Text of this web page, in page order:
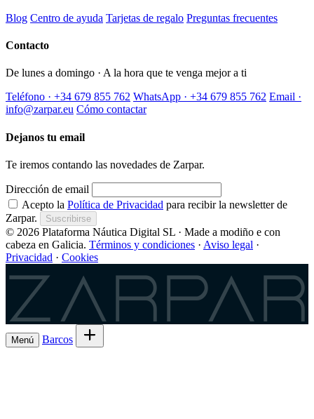
Blog Centro de ayuda Tarjetas de regalo Preguntas frecuentes
Contacto
De lunes a domingo · A la hora que te venga mejor a ti
Teléfono · +34 679 855 762 WhatsApp · +34 679 855 762 Email ·
info@zarpar.eu Cómo contactar
Dejanos tu email
Te iremos contando las novedades de Zarpar.
Dirección de email
Acepto la Política de Privacidad para recibir la newsletter de
Zarpar.
Suscribirse
© 2026 Plataforma Náutica Digital SL · Made a modiño e con
cabeza en Galicia. Términos y condiciones · Aviso legal ·
Privacidad · Cookies
Zarpar
Menú Barcos